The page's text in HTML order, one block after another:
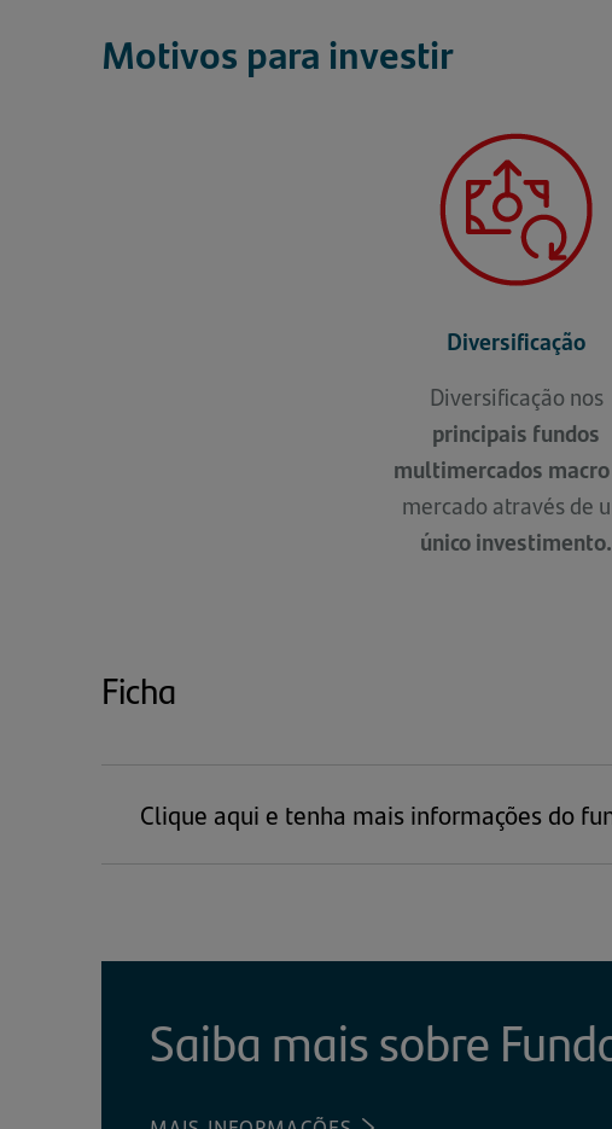
Motivos para investir
Diversificação
Diversificação nos
principais fundos
multimercados macro
mercado através de
único investimento.
Ficha
Clique aqui e tenha mais informações do
Saiba mais sobre